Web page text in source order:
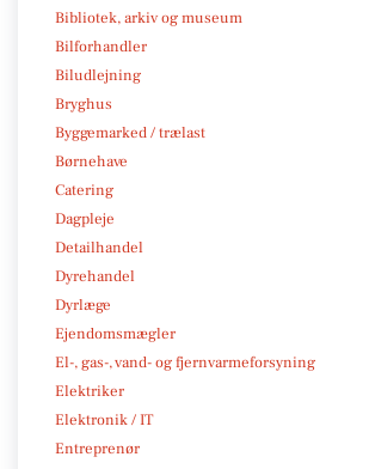
Bibliotek, arkiv og museum
Bilforhandler
Biludlejning
Bryghus
Byggemarked / trælast
Børnehave
Catering
Dagpleje
Detailhandel
Dyrehandel
Dyrlæge
Ejendomsmægler
El-, gas-, vand- og fjernvarmeforsyning
Elektriker
Elektronik / IT
Entreprenør